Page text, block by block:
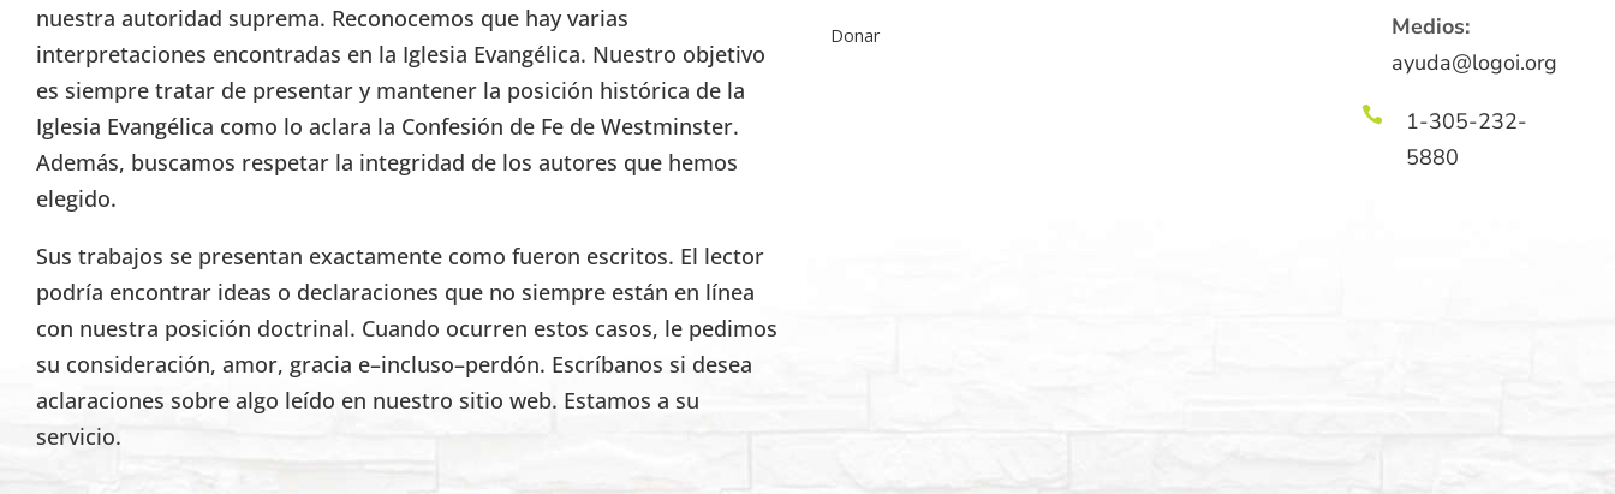
nuestra autoridad suprema. Reconocemos que hay varias
interpretaciones encontradas en la Iglesia Evangélica. Nuestro objetivo
es siempre tratar de presentar y mantener la posición histórica de la
Iglesia Evangélica como lo aclara la Confesión de Fe de Westminster.
Además, buscamos respetar la integridad de los autores que hemos
elegido.
Sus trabajos se presentan exactamente como fueron escritos. El lector
podría encontrar ideas o declaraciones que no siempre están en línea
con nuestra posición doctrinal. Cuando ocurren estos casos, le pedimos
su consideración, amor, gracia e–incluso–perdón. Escríbanos si desea
aclaraciones sobre algo leído en nuestro sitio web. Estamos a su
servicio.
Donar
Medios:
ayuda@logoi.org

1-305-232-
5880